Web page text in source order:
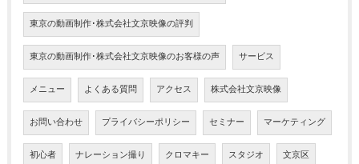
東京の動画制作･株式会社文京映像の評判
東京の動画制作･株式会社文京映像のお客様の声 サービス
メニュー よくある質問 アクセス 株式会社文京映像
お問い合わせ プライバシーポリシー セミナー マーケティング
初心者 ナレーション撮り クロマキー スタジオ 文京区